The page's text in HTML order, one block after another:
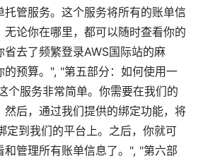
托管服务。这个服务将所有的账单信
无论你在哪里，都可以随时查看你的
省去了频繁登录AWS国际站的麻
的预算。", "第五部分：如何使用一
个服务非常简单。你需要在我们的
然后，通过我们提供的绑定功能，将
定到我们的平台上。之后，你就可
和管理所有账单信息了。", "第六部